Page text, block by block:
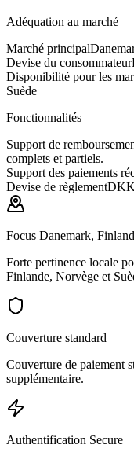
Adéquation au marché
Marché principal
Devise du consommateur
Disponibilité pour les
Suède
Fonctionnalités
Support de
complets et partiels.
Support des paiements
Devise de règlement
Focus Danemark,
Forte pertinence locale
Finlande, Norvège et
Couverture standard
Couverture de paiement
supplémentaire.
Authentification Secure